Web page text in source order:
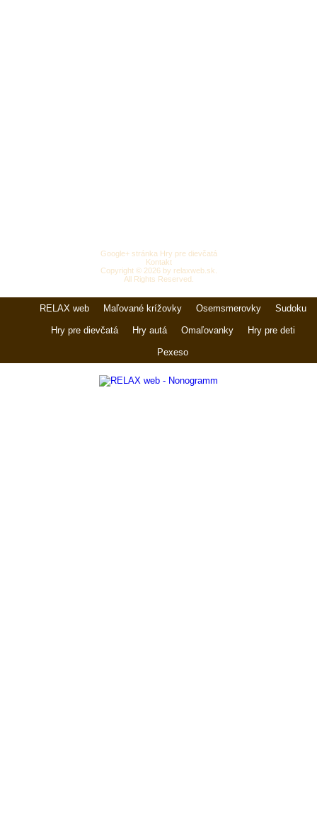
Google+ stránka Hry pre dievčatá
Kontakt
Copyright © 2026 by relaxweb.sk.
All Rights Reserved.
RELAX web Maľované krížovky Osemsmerovky Sudoku
Hry pre dievčatá Hry autá Omaľovanky Hry pre deti
Pexeso